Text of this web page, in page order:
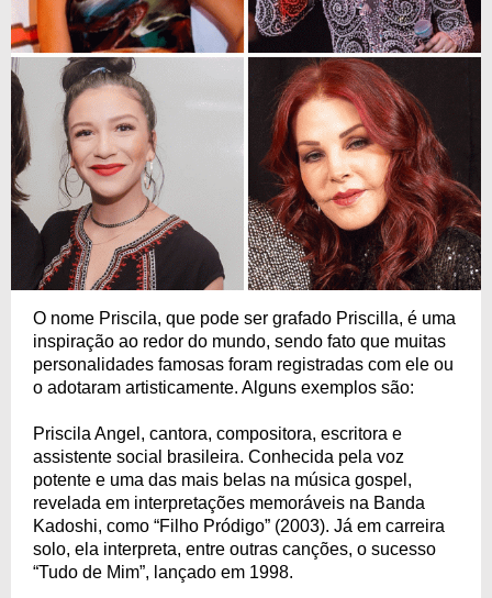
O nome Priscila, que pode ser grafado Priscilla, é uma
inspiração ao redor do mundo, sendo fato que muitas
personalidades famosas foram registradas com ele ou
o adotaram artisticamente. Alguns exemplos são:
Priscila Angel, cantora, compositora, escritora e
assistente social brasileira. Conhecida pela voz
potente e uma das mais belas na música gospel,
revelada em interpretações memoráveis na Banda
Kadoshi, como “Filho Pródigo” (2003). Já em carreira
solo, ela interpreta, entre outras canções, o sucesso
“Tudo de Mim”, lançado em 1998.